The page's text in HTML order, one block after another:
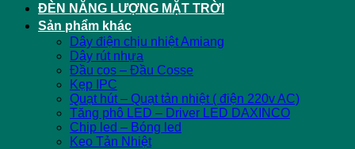
ĐÈN NĂNG LƯỢNG MẶT TRỜI
Sản phẩm khác
Dây điện chịu nhiệt Amiang
Dây rút nhựa
Đầu cos – Đầu Cosse
Kẹp IPC
Quạt hút – Quạt tản nhiệt ( điện 220v AC)
Tăng phô LED – Driver LED DAXINCO
Chip led – Bóng led
Keo Tản Nhiệt